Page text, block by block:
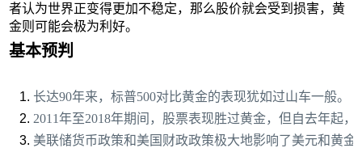
者认为世界正变得更加不稳定，那么股价就会受到损害，黄
金则可能会极为利好。
基本预判
长达90年来，标普500对比黄金的表现犹如过山车一般。
2011年至2018年期间，股票表现胜过黄金，但自去年起
美联储货币政策和美国财政政策极大地影响了美元和黄金